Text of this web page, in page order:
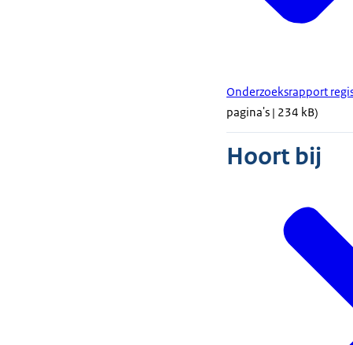
Onderzoeksrapport
pagina's | 234 kB)
Hoort bij